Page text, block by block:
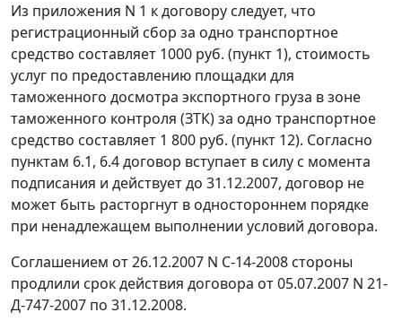
Из приложения N 1 к договору следует, что
регистрационный сбор за одно транспортное
средство составляет 1000 руб. (пункт 1), стоимость
услуг по предоставлению площадки для
таможенного досмотра экспортного груза в зоне
таможенного контроля (ЗТК) за одно транспортное
средство составляет 1 800 руб. (пункт 12). Согласно
пунктам 6.1, 6.4 договор вступает в силу с момента
подписания и действует до 31.12.2007, договор не
может быть расторгнут в одностороннем порядке
при ненадлежащем выполнении условий договора.
Соглашением от 26.12.2007 N С-14-2008 стороны
продлили срок действия договора от 05.07.2007 N 21-
Д-747-2007 по 31.12.2008.